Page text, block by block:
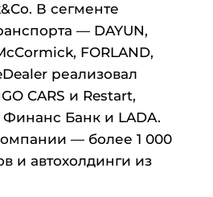
В сегменте
— DAYUN,
FORLAND,
реализовал
CARS и Restart,
Банк и LADA.
— более 1 000
и автохолдинги из